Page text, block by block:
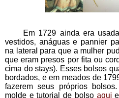
vestidos, anáguas e pannier
na lateral para que a mulher
que eram presos por fita ou
cima do stays). Esses bolsos
bordados, e em meados de
fazerem seus próprios
molde e tutorial de bolso aqui